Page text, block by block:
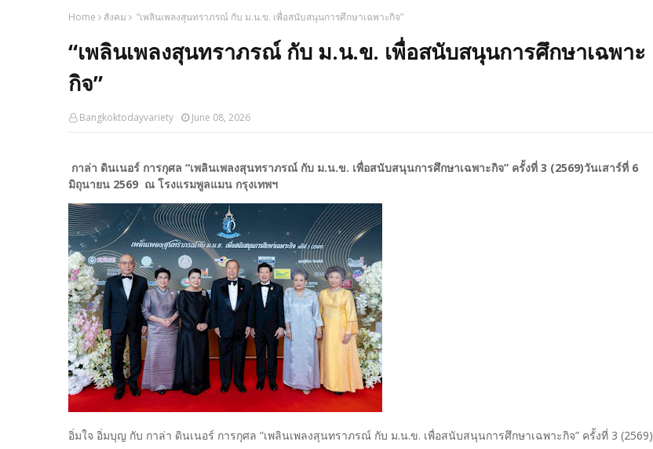
Home สังคม “เพลินเพลงสุนทราภรณ์ กับ ม.น.ข. เพื่อสนับสนุนการศึกษาเฉพาะกิจ”
“เพลินเพลงสุนทราภรณ์ กับ ม.น.ข. เพื่อสนับสนุนการศึกษาเฉพาะ
กิจ”
Bangkoktodayvariety June 08, 2026
กาล่า ดินเนอร์ การกุศล “เพลินเพลงสุนทราภรณ์ กับ ม.น.ข. เพื่อสนับสนุนการศึกษาเฉพาะกิจ” ครั้งที่ 3 (2569)วันเสาร์ที่ 6
มิถุนายน 2569 ณ โรงแรมพูลแมน กรุงเทพฯ
อิ่มใจ อิ่มบุญ กับ กาล่า ดินเนอร์ การกุศล “เพลินเพลงสุนทราภรณ์ กับ ม.น.ข. เพื่อสนับสนุนการศึกษาเฉพาะกิจ” ครั้งที่ 3 (2569)